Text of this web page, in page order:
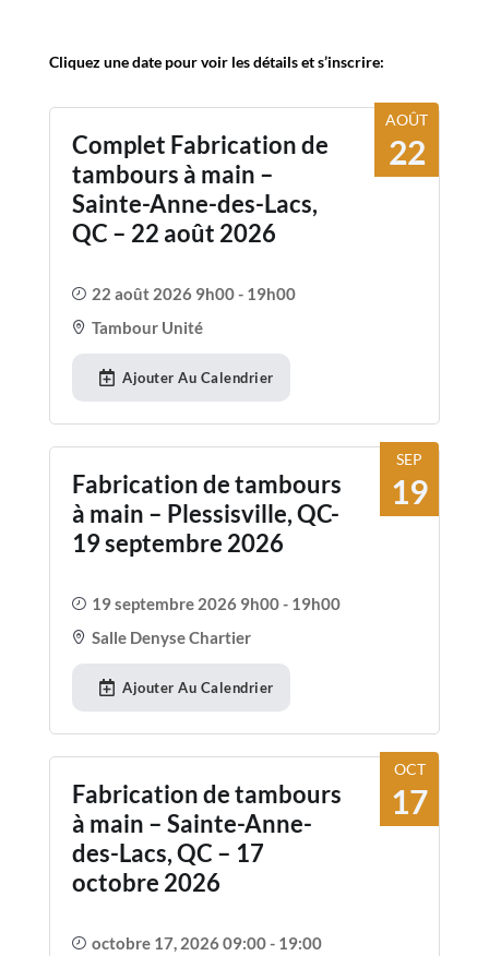
Cliquez une date pour voir les détails et s’inscrire:
AOÛT
22
Complet Fabrication de
tambours à main –
Sainte-Anne-des-Lacs,
QC – 22 août 2026
22 août 2026 9h00 - 19h00
Tambour Unité
Ajouter Au Calendrier
SEP
19
Fabrication de tambours
à main – Plessisville, QC-
19 septembre 2026
19 septembre 2026 9h00 - 19h00
Salle Denyse Chartier
Ajouter Au Calendrier
OCT
17
Fabrication de tambours
à main – Sainte-Anne-
des-Lacs, QC – 17
octobre 2026
octobre 17, 2026 09:00 - 19:00